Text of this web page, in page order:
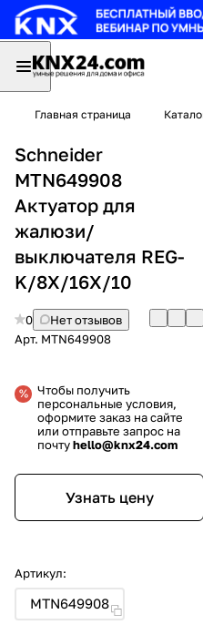
Главная страница
Schneider
MTN649908
Актуатор для
жалюзи/
выключателя REG-
K/8X/16X/10
0
Нет отзывов
Арт. MTN649908
Чтобы получить
персональные условия,
оформите заказ на сайте
или отправьте запрос на
почтуhello@knx24.com
Узнать цену
Артикул:
MTN649908